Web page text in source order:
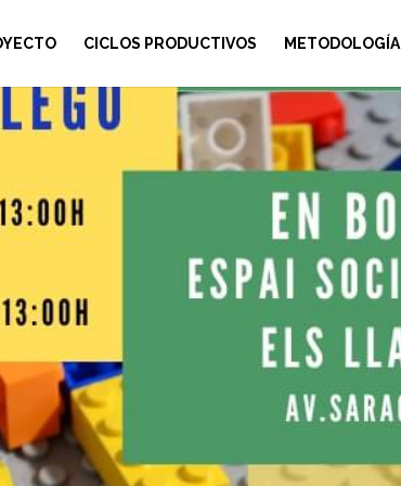
CICLOS PRODUCTIVOS METODOLOGÍA